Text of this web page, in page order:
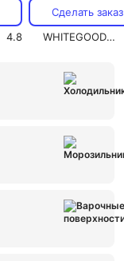
4.8
Сделать заказ
WHITEGOODS.RU